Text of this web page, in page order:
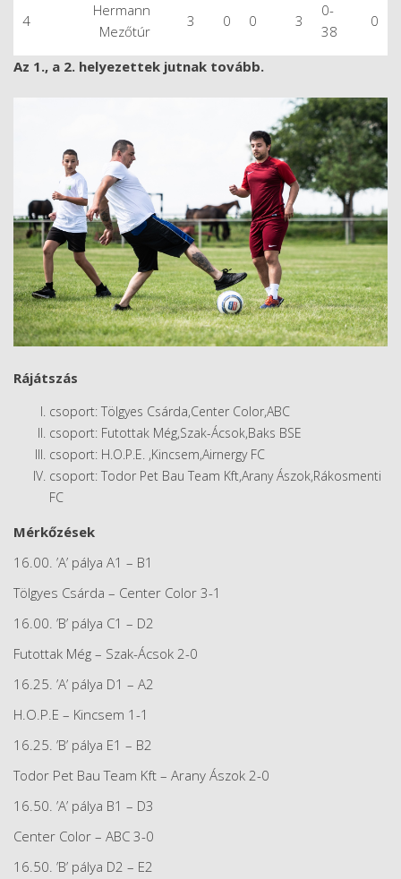
4
Hermann
Mezőtúr
3 0 0 3
0-
38
0
Az 1., a 2. helyezettek jutnak tovább.
Rájátszás
csoport: Tölgyes Csárda,Center Color,ABC
csoport: Futottak Még,Szak-Ácsok,Baks BSE
csoport: H.O.P.E. ,Kincsem,Airnergy FC
csoport: Todor Pet Bau Team Kft,Arany Ászok,Rákosmenti
FC
Mérkőzések
16.00. ’A’ pálya A1 – B1
Tölgyes Csárda – Center Color 3-1
16.00. ’B’ pálya C1 – D2
Futottak Még – Szak-Ácsok 2-0
16.25. ’A’ pálya D1 – A2
H.O.P.E – Kincsem 1-1
16.25. ’B’ pálya E1 – B2
Todor Pet Bau Team Kft – Arany Ászok 2-0
16.50. ’A’ pálya B1 – D3
Center Color – ABC 3-0
16.50. ’B’ pálya D2 – E2